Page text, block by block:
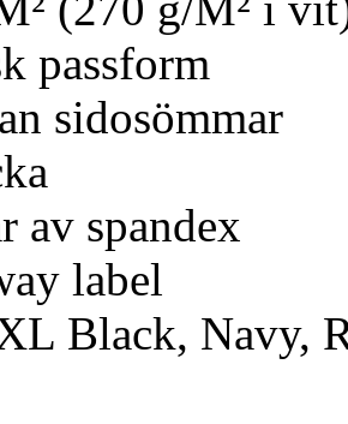
passform
sidosömmar
av spandex
label
Black, Navy,